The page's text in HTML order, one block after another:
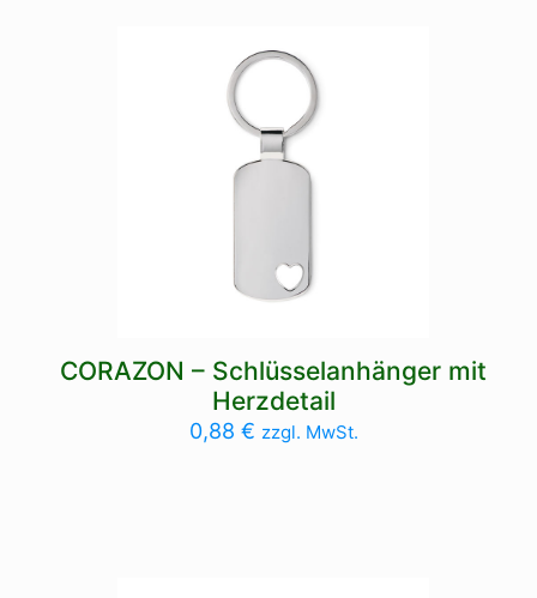
CORAZON – Schlüsselanhänger mit
Herzdetail
0,88 € zzgl. MwSt.